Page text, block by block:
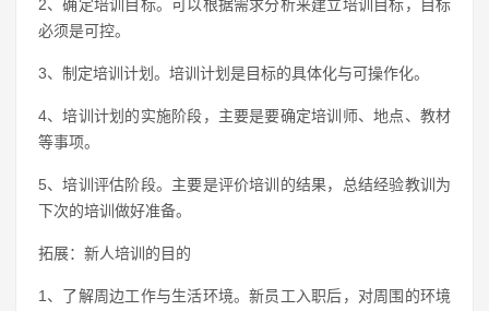
2、确定培训目标。可以根据需求分析来建立培训目标，目标
必须是可控。
3、制定培训计划。培训计划是目标的具体化与可操作化。
4、培训计划的实施阶段，主要是要确定培训师、地点、教材
等事项。
5、培训评估阶段。主要是评价培训的结果，总结经验教训为
下次的培训做好准备。
拓展：新人培训的目的
1、了解周边工作与生活环境。新员工入职后，对周围的环境